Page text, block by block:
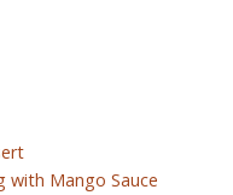
with Mango Sauce